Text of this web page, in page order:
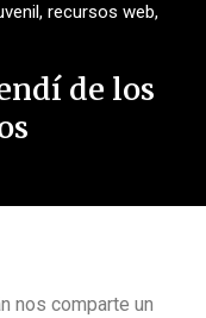
, recursos web,
de los
nos comparte un